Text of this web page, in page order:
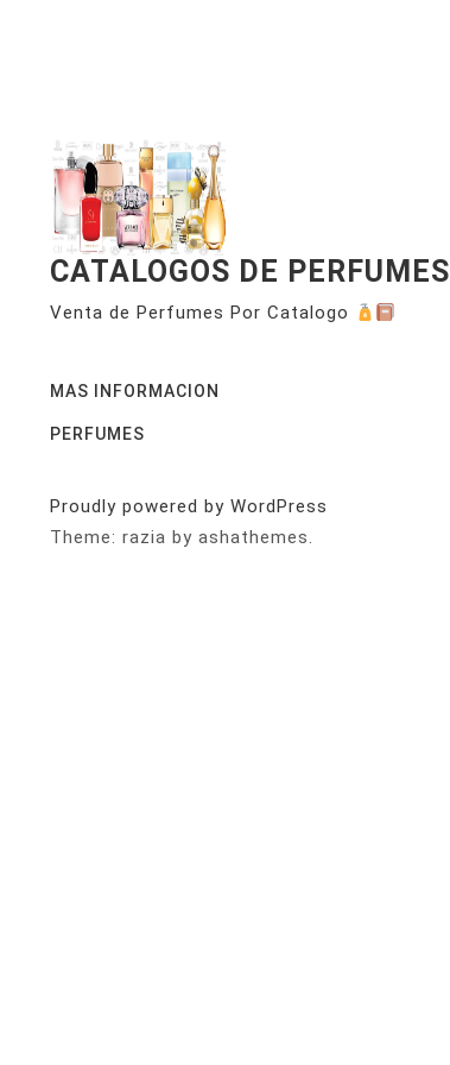
CATALOGOS DE PERFUMES
Venta de Perfumes Por Catalogo
MAS INFORMACION
PERFUMES
Proudly powered by WordPress
Theme: razia by ashathemes.